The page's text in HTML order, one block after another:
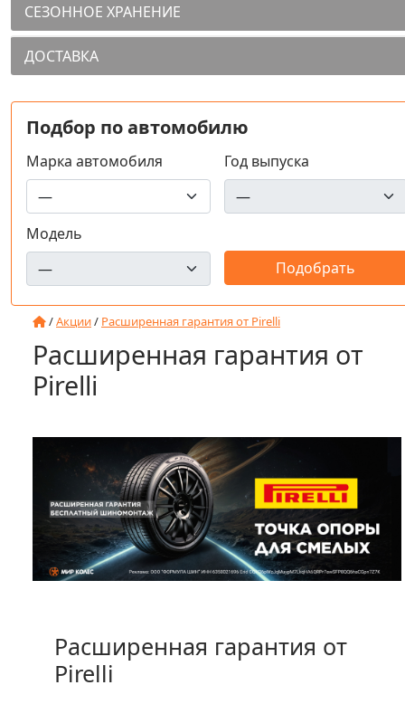
СЕЗОННОЕ ХРАНЕНИЕ
ДОСТАВКА
Подбор по автомобилю
Марка автомобиля Год выпуска
Модель
/Акции/ Расширенная гарантия от Pirelli
Расширенная гарантия от
Pirelli
Расширенная гарантия от
Pirelli